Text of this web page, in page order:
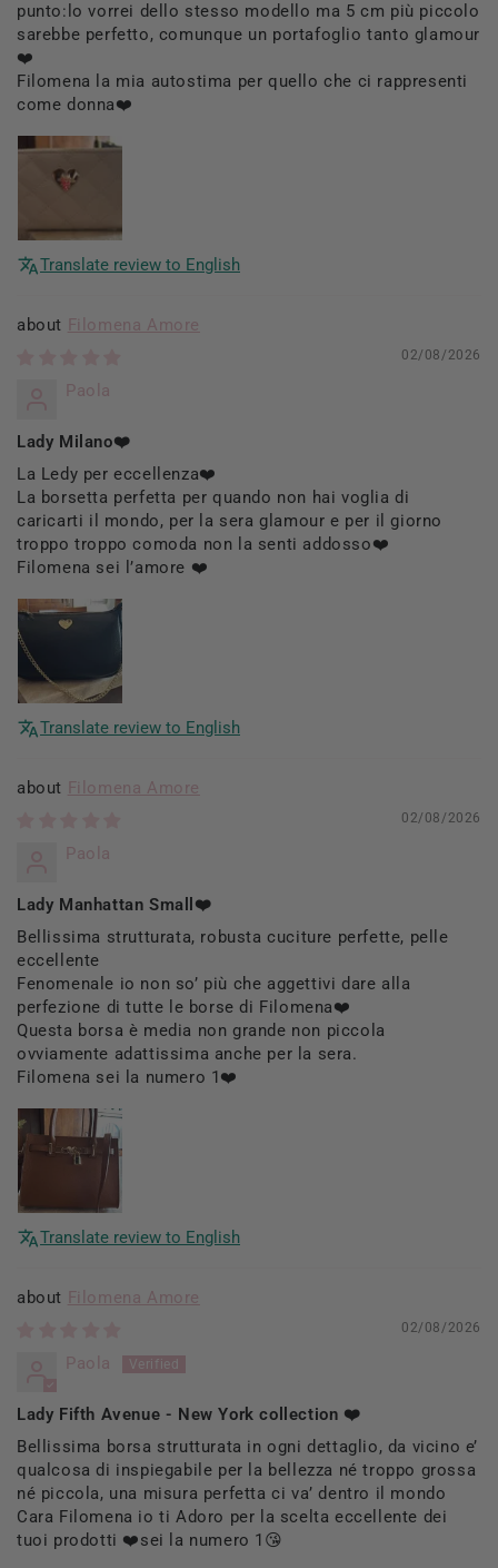
punto:lo vorrei dello stesso modello ma 5 cm più piccolo
sarebbe perfetto, comunque un portafoglio tanto glamour
❤️
Filomena la mia autostima per quello che ci rappresenti
come donna❤️
Translate review to English
Filomena Amore
02/08/2026
Paola
Lady Milano❤️
La Ledy per eccellenza❤️
La borsetta perfetta per quando non hai voglia di
caricarti il mondo, per la sera glamour e per il giorno
troppo troppo comoda non la senti addosso❤️
Filomena sei l’amore ❤️
Translate review to English
Filomena Amore
02/08/2026
Paola
Lady Manhattan Small❤️
Bellissima strutturata, robusta cuciture perfette, pelle
eccellente
Fenomenale io non so’ più che aggettivi dare alla
perfezione di tutte le borse di Filomena❤️
Questa borsa è media non grande non piccola
ovviamente adattissima anche per la sera.
Filomena sei la numero 1❤️
Translate review to English
Filomena Amore
02/08/2026
Paola
Lady Fifth Avenue - New York collection ❤️
Bellissima borsa strutturata in ogni dettaglio, da vicino e’
qualcosa di inspiegabile per la bellezza né troppo grossa
né piccola, una misura perfetta ci va’ dentro il mondo
Cara Filomena io ti Adoro per la scelta eccellente dei
tuoi prodotti ❤️sei la numero 1😘